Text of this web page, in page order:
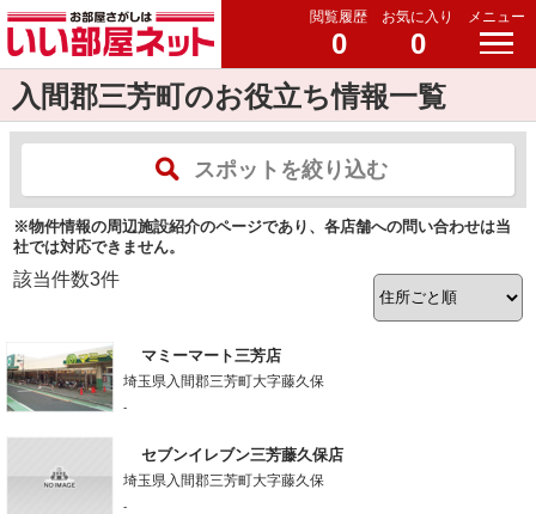
閲覧履歴
0
お気に入り
0
メニュー
入間郡三芳町のお役立ち情報一覧
スポットを絞り込む
※物件情報の周辺施設紹介のページであり、各店舗への問い合わせは当
社では対応できません。
該当件数3件
マミーマート三芳店
埼玉県入間郡三芳町大字藤久保
-
セブンイレブン三芳藤久保店
埼玉県入間郡三芳町大字藤久保
-